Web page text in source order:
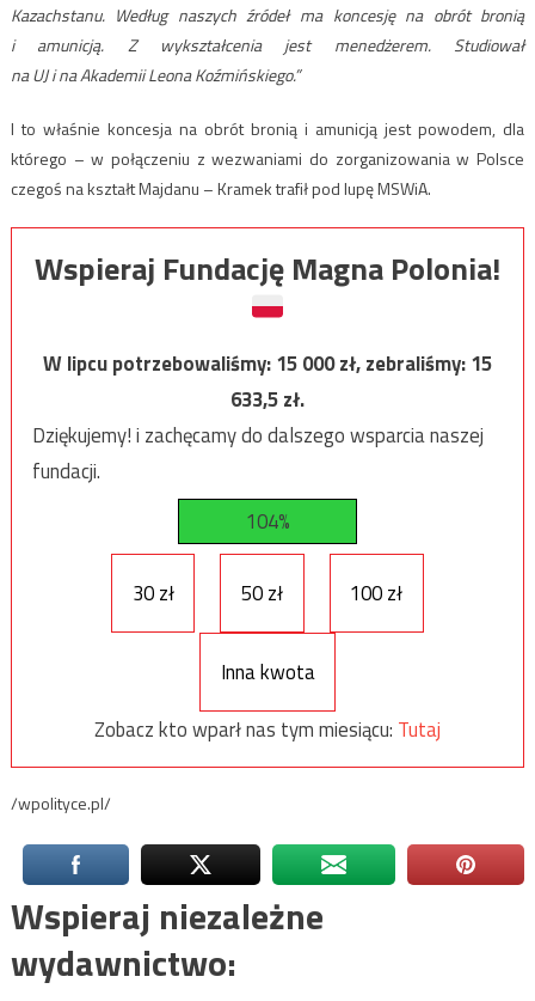
Kazachstanu. Według naszych źródeł ma koncesję na obrót bronią
i amunicją. Z wykształcenia jest menedżerem. Studiował
na UJ i na Akademii Leona Koźmińskiego.”
I to właśnie koncesja na obrót bronią i amunicją jest powodem, dla
którego – w połączeniu z wezwaniami do zorganizowania w Polsce
czegoś na kształt Majdanu – Kramek trafił pod lupę MSWiA.
Wspieraj Fundację Magna Polonia!
W lipcu potrzebowaliśmy:15 000zł, zebraliśmy:15
633,5zł.
Dziękujemy! i zachęcamy do dalszego wsparcia naszej
fundacji.
104%
30 zł 50 zł 100 zł
Inna kwota
Zobacz kto wparł nas tym miesiącu: Tutaj
/wpolityce.pl/
Wspieraj niezależne
wydawnictwo: